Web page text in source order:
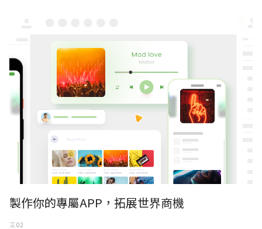
製作你的專屬APP，拓展世界商機
三 02